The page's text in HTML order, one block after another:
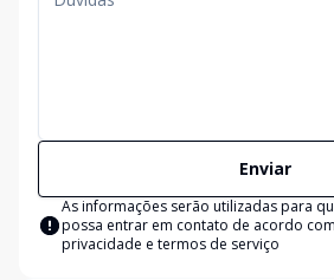
Enviar
As informações serão utilizadas para
possa entrar em contato de acordo
privacidade e termos de serviço